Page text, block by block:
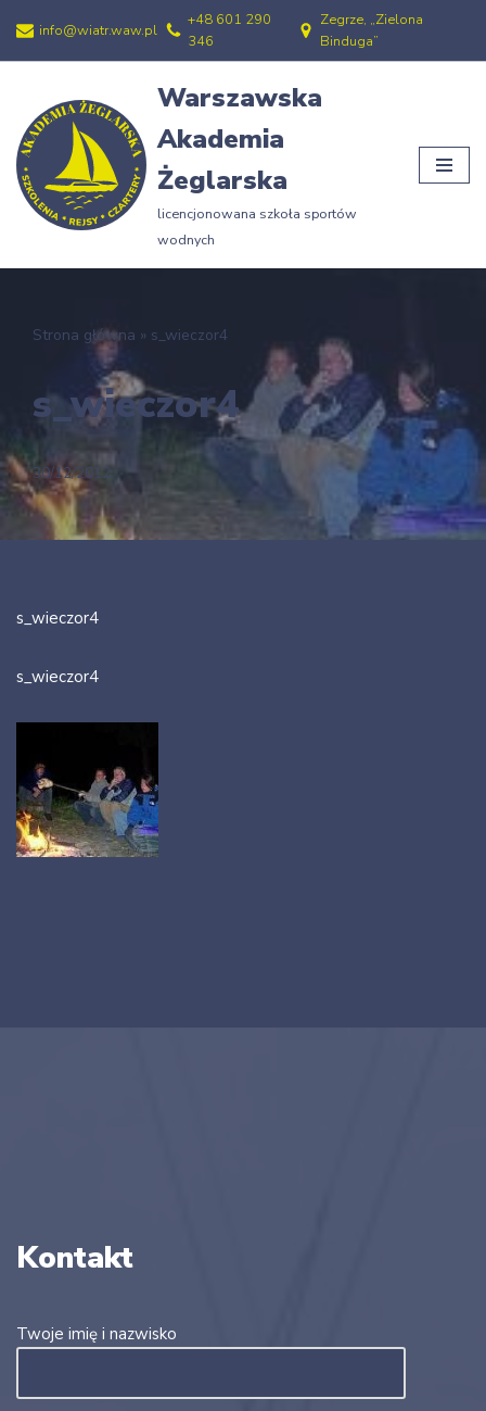
Przejdź
treści
info@wiatr.waw.pl
+48 601 290
346
Zegrze, „Zielona
Binduga”
Warszawska
Akademia
Żeglarska
licencjonowana szkoła sportów
wodnych
Strona główna » s_wieczor4
s_wieczor4
30/12/2012
s_wieczor4
s_wieczor4
Kontakt
Twoje imię i nazwisko